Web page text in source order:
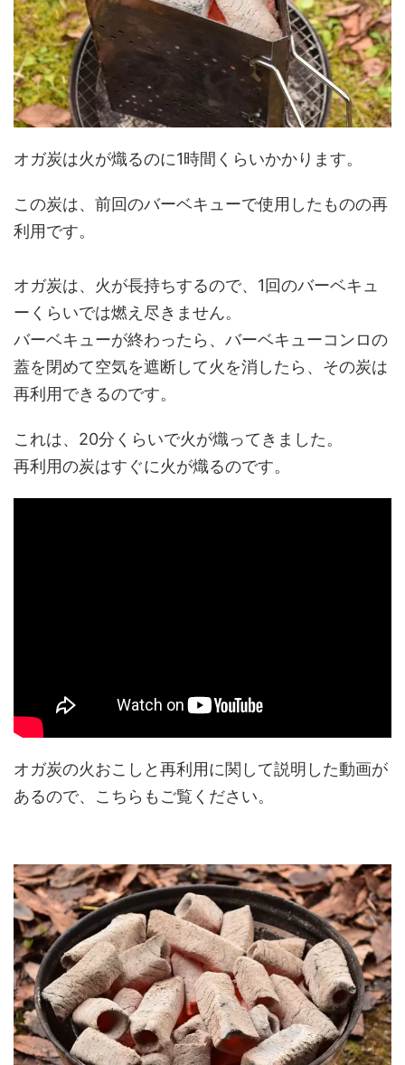
オガ炭は火が熾るのに1時間くらいかかります。
この炭は、前回のバーベキューで使用したものの再
利用です。
オガ炭は、火が長持ちするので、1回のバーベキュ
ーくらいでは燃え尽きません。
バーベキューが終わったら、バーベキューコンロの
蓋を閉めて空気を遮断して火を消したら、その炭は
再利用できるのです。
これは、20分くらいで火が熾ってきました。
再利用の炭はすぐに火が熾るのです。
オガ炭の火おこしと再利用に関して説明した動画が
あるので、こちらもご覧ください。